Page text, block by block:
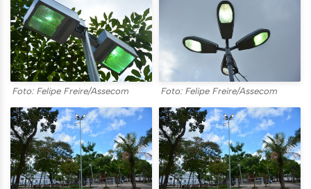
Foto: Felipe Freire/Assecom Foto: Felipe Freire/Assecom